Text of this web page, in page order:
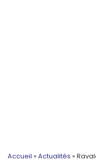
Accueil » Actualités »